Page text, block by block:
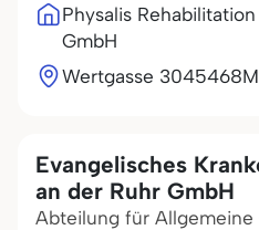
Physalis
GmbH
Wertgasse 3045468
Evangelisches
an der Ruhr GmbH
Abteilung für Allgemeine